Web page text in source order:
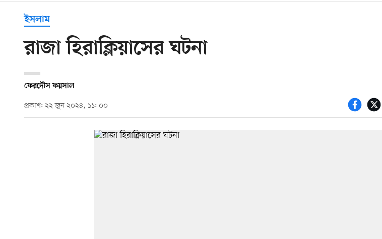
ইসলাম
রাজা হিরাক্লিয়াসের ঘটনা
ফেরদৌস ফয়সাল
প্রকাশ: ২২ জুন ২০২৪, ১১: ০০